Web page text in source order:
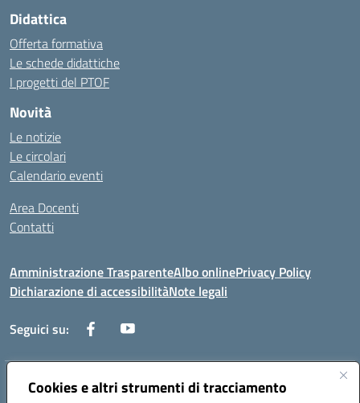
Cookies e altri strumenti di tracciamento
Didattica
Offerta formativa
Le schede didattiche
I progetti del PTOF
Novità
Le notizie
Le circolari
Calendario eventi
Area Docenti
Contatti
Amministrazione TrasparenteAlbo onlinePrivacy Policy
Dichiarazione di accessibilitàNote legali
Seguici su:
Indirizzo:Via dei mille, 2 - 80011 Acerra (NA)